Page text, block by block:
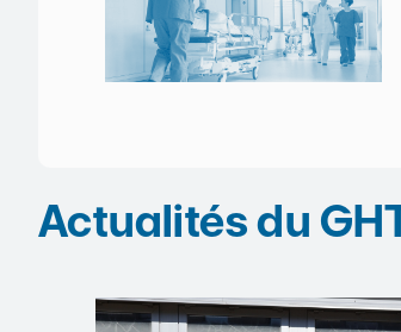
Actualités du